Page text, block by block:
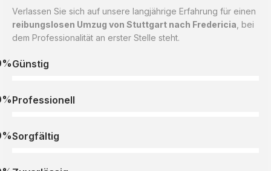
Verlassen Sie sich auf unsere langjährige Erfahrung für einen
reibungslosen Umzug von Stuttgart nach Fredericia , bei
dem Professionalität an erster Stelle steht.
Günstig
Professionell
Sorgfältig